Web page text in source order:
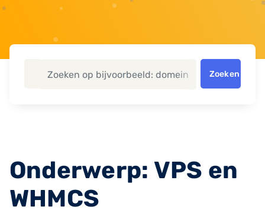
Zoeken
Onderwerp: VPS en
WHMCS